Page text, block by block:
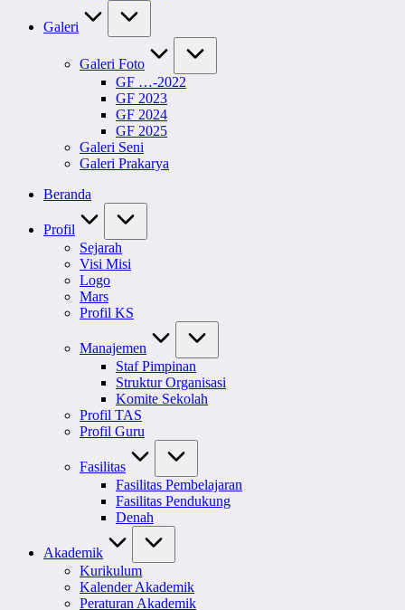
Galeri
Galeri Foto
GF …-2022
GF 2023
GF 2024
GF 2025
Galeri Seni
Galeri Prakarya
Beranda
Profil
Sejarah
Visi Misi
Logo
Mars
Profil KS
Manajemen
Staf Pimpinan
Struktur Organisasi
Komite Sekolah
Profil TAS
Profil Guru
Fasilitas
Fasilitas Pembelajaran
Fasilitas Pendukung
Denah
Akademik
Kurikulum
Kalender Akademik
Peraturan Akademik